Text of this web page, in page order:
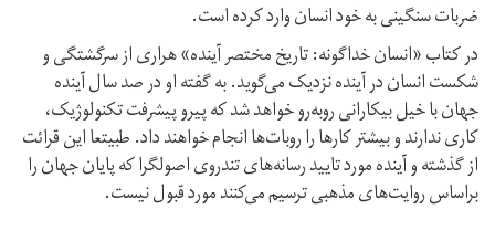
ضربات سنگینی به خود انسان وارد کرده است.
در کتاب «انسان خداگونه: تاریخ مختصر آینده» هراری از سرگشتگی و
شکست انسان در آینده نزدیک می‌گوید. به گفته او در صد سال آینده
جهان با خیل بیکارانی روبه‌رو خواهد شد که پیرو پیشرفت تکنولوژیک،
کاری ندارند و بیشتر کارها را روبات‌ها انجام خواهند داد. طبیتعا این قرائت
از گذشته و آینده مورد تایید رسانه‌های تندروی اصولگرا که پایان جهان را
براساس روایت‌های مذهبی ترسیم می‌کنند مورد قبول نیست.